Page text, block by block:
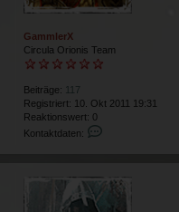
GammlerX
Circula Orionis Team
Beiträge: 117
Registriert: 10. Okt 2011 19:31
Reaktionswert: 0
Kontaktdaten: